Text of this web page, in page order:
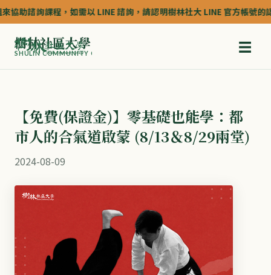
諮詢課程，如需以 LINE 諮詢，請認明樹林社大 LINE 官方帳號的認
樹林社區大學
SHULIN COMMUNITY COLLEGE ☰
【免費(保證金)】零基礎也能學：都
市人的合氣道啟蒙 (8/13＆8/29兩堂)
2024-08-09